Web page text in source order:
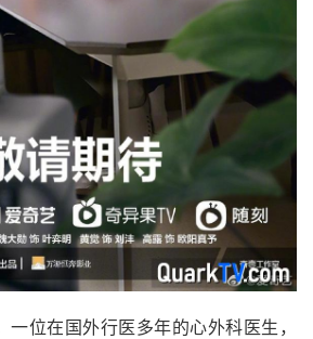
位在国外行医多年的心外科医生，